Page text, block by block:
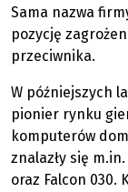
Sama nazwa
pozycję
przeciwnika.
W późniejszych
pionier rynku
komputerów
znalazły się
oraz Falcon 030.